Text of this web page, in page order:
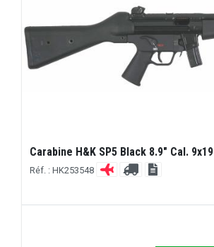
Carabine H&K SP5 Black 8.9" Cal. 9x19
Réf. : HK253548